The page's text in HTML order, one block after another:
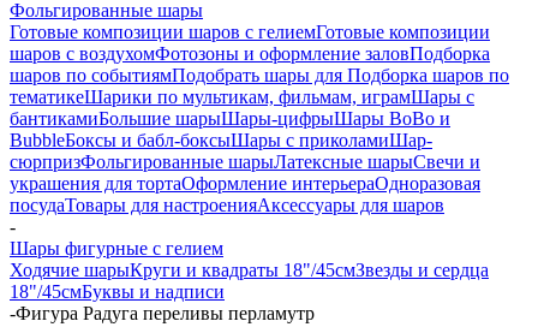
Фольгированные шары
Готовые композиции шаров с гелиемГотовые композиции
шаров с воздухомФотозоны и оформление заловПодборка
шаров по событиямПодобрать шары для Подборка шаров по
тематикеШарики по мультикам, фильмам, играмШары с
бантикамиБольшие шарыШары-цифрыШары BoBo и
BubbleБоксы и бабл-боксыШары с приколамиШар-
сюрпризФольгированные шарыЛатексные шарыСвечи и
украшения для тортаОформление интерьераОдноразовая
посудаТовары для настроенияАксессуары для шаров
-
Шары фигурные с гелием
Ходячие шарыКруги и квадраты 18"/45смЗвезды и сердца
18"/45смБуквы и надписи
-Фигура Радуга переливы перламутр